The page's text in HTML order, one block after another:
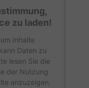
zu laden!
Inhalte
Daten zu
lesen Sie die
der Nutzung
anzuzeigen.